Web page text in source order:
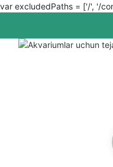
var excludedPaths = ['/', '/